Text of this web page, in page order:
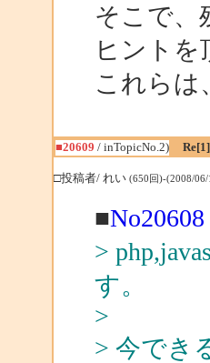
そこで、
ヒントを
これらは
■20609 / inTopicNo.2)
□投稿者/ れい (650回)-(2008/
■No20608
>
す。
>
> 今でき